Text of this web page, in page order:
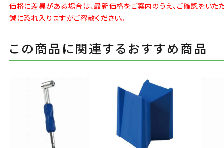
価格に差異がある場合は、最新価格をご案内のうえ、ご確認をいた
誠に恐れ入りますがご容赦ください。
この商品に関連するおすすめ商品